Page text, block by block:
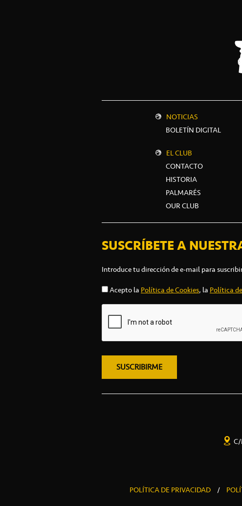
NOTICIAS
BOLETÍN DIGITAL
EL CLUB
CONTACTO
HISTORIA
PALMARÉS
OUR CLUB
SUSCRÍBETE A
Introduce tu dirección de e-mail para
Acepto la Política de Cookies, la Política
POLÍTICA DE PRIVACIDAD /